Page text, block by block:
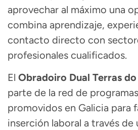
aprovechar al máximo una
combina aprendizaje,
contacto directo con
profesionales cualificados.
El Obradoiro Dual Terras
parte de la red de
promovidos en Galicia para
inserción laboral a través de